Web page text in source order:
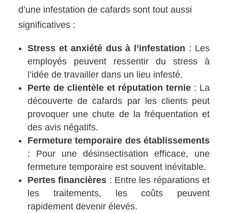
d’une infestation de cafards sont tout aussi
significatives :
Stress et anxiété dus à l’infestation : Les
employés peuvent ressentir du stress à
l’idée de travailler dans un lieu infesté.
Perte de clientèle et réputation ternie: La
découverte de cafards par les clients peut
provoquer une chute de la fréquentation et
des avis négatifs.
Fermeture temporaire des établissements
: Pour une désinsectisation efficace, une
fermeture temporaire est souvent inévitable.
Pertes financières : Entre les réparations et
les traitements, les coûts peuvent
rapidement devenir élevés.